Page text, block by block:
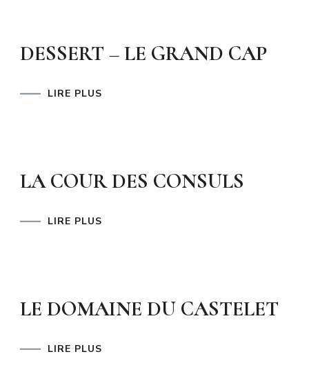
DESSERT – LE GRAND CAP
LIRE PLUS
LA COUR DES CONSULS
LIRE PLUS
LE DOMAINE DU CASTELET
LIRE PLUS